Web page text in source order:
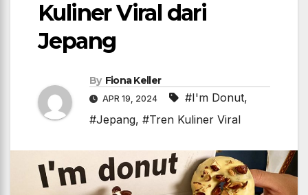
Kuliner Viral dari
Jepang
By Fiona Keller
APR 19, 2024 #I'm Donut,
#Jepang, #Tren Kuliner Viral